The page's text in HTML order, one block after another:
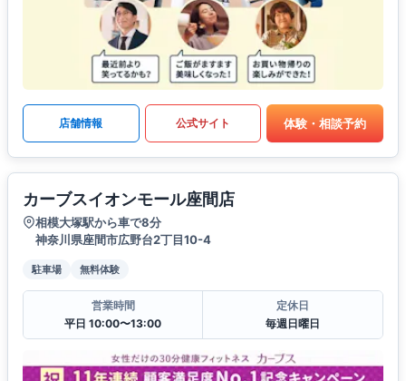
店舗情報 公式サイト 体験・相談予約
カーブスイオンモール座間店
相模大塚駅から車で8分
神奈川県座間市広野台2丁目10-4
駐車場 無料体験
営業時間
平日 10:00〜13:00
定休日
毎週日曜日